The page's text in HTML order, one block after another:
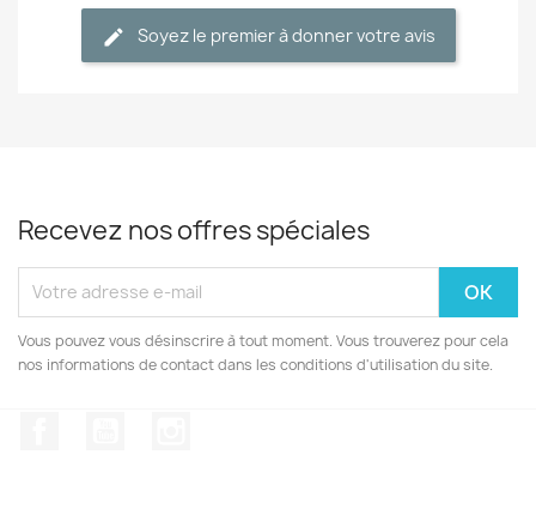
Soyez le premier à donner votre avis
Recevez nos offres spéciales
Vous pouvez vous désinscrire à tout moment. Vous trouverez pour cela
nos informations de contact dans les conditions d'utilisation du site.